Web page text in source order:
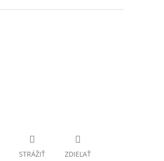
STRÁŽIŤ ZDIEĽAŤ